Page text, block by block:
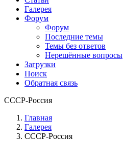
Галерея
Форум
Форум
Последние темы
Темы без ответов
Нерешённые вопросы
Загрузки
Поиск
Обратная связь
СССР-Россия
Главная
Галерея
СССР-Россия